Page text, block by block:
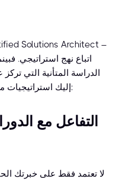
الدراسة المتأنية التي
إليك استراتيجيات مجرّبة لمساعدتك على اجتياز الامتحان:
لا تعتمد فقط على خبرتك